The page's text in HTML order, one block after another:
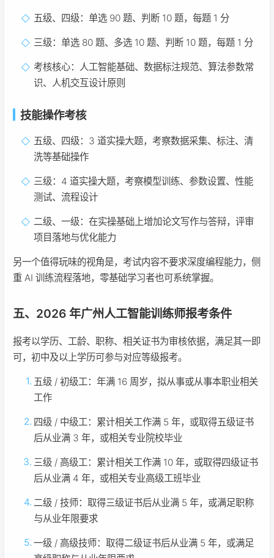
五级、四级：单选 90 题、判断 10 题，每题 1 分
三级：单选 80 题、多选 10 题、判断 10 题，每题 1 分
考核核心：人工智能基础、数据标注规范、算法参数常
识、人机交互设计原则
技能操作考核
五级、四级：3 道实操大题，考察数据采集、标注、清
洗等基础操作
三级：4 道实操大题，考察模型训练、参数设置、性能
测试、流程设计
二级、一级：在实操基础上增加论文写作与答辩，评审
项目落地与优化能力
另一个值得玩味的视角是，考试内容不要求深度编程能力，侧
重 AI 训练流程落地，零基础学习者也可系统掌握。
五、2026 年广州人工智能训练师报考条件
报考以学历、工龄、职称、相关证书为审核依据，满足其一即
可，初中及以上学历可参与对应等级报考。
五级 / 初级工：年满 16 周岁，拟从事或从事本职业相关
工作
四级 / 中级工：累计相关工作满 5 年，或取得五级证书
后从业满 3 年，或相关专业院校毕业
三级 / 高级工：累计相关工作满 10 年，或取得四级证书
后从业满 4 年，或相关专业高级工班毕业
二级 / 技师：取得三级证书后从业满 5 年，或满足职称
与从业年限要求
一级 / 高级技师：取得二级证书后从业满 5 年，或满足